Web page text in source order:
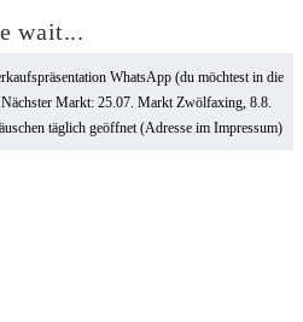
wait...
WhatsApp (du möchtest in die
Markt: 25.07. Markt Zwölfaxing, 8.8.
täglich geöffnet (Adresse im Impressum)